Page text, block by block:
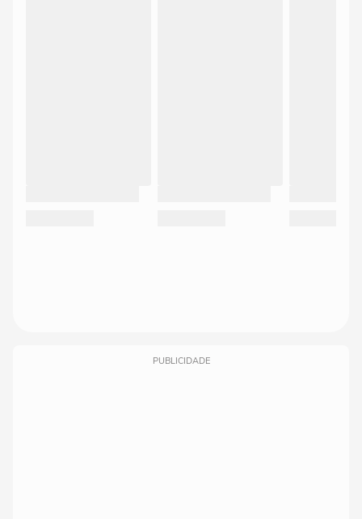
PUBLICIDADE